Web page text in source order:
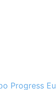
Progress